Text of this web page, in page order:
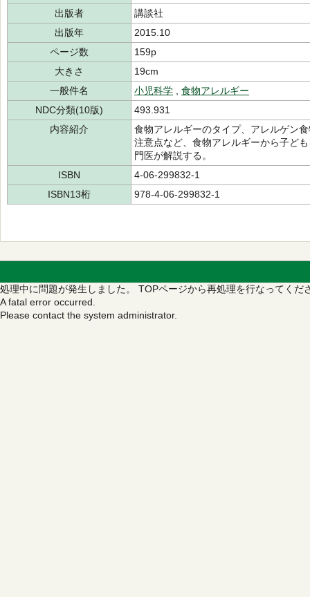
出版者
講談社
出版年
2015.10
ページ数
159p
大きさ
19cm
一般件名
小児科学
食物アレルギー
NDC分類(10版)
493.931
内容紹介
食物アレルギーのタイプ、アレルゲン
注意点など、食物アレルギーから子ど
門医が解説する。
ISBN
4-06-299832-1
ISBN13桁
978-4-06-299832-1
処理中に問題が発生しました。 TOPページから再処理を行なってくだ
A fatal error occurred.
Please contact the system administrator.